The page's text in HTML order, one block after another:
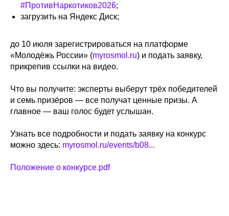
#ПротивНаркотиков2026;
загрузить на Яндекс Диск;
до 10 июля зарегистрироваться на платформе
«Молодёжь России» (myrosmol.ru) и подать заявку,
прикрепив ссылки на видео.
Что вы получите: эксперты выберут трёх победителей
и семь призёров — все получат ценные призы. А
главное — ваш голос будет услышан.
Узнать все подробности и подать заявку на конкурс
можно здесь: myrosmol.ru/events/b08...
Положение о конкурсе.pdf